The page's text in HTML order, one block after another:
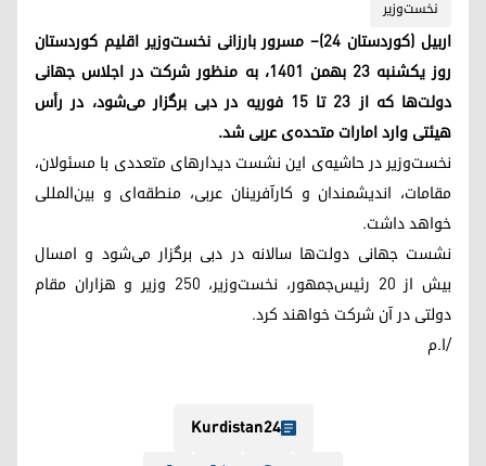
نخست‌وزیر
اربیل (کوردستان ۲۴)– مسرور بارزانی نخست‌وزیر اقلیم کوردستان
روز یکشنبه ۲۳ بهمن ۱۴۰۱، به منظور شرکت در اجلاس جهانی
دولت‌ها که از ۲۳ تا ۱۵ فوریه در دبی برگزار می‌شود، در رأس
هیئتی وارد امارات متحده‌ی عربی شد.
نخست‌وزیر در حاشیه‌ی این نشست دیدارهای متعددی با مسئولان،
مقامات، اندیشمندان و کارآفرینان عربی، منطقه‌ای و بین‌المللی
خواهد داشت.
نشست جهانی دولت‌ها سالانه در دبی برگزار می‌شود و امسال
بیش از ۲۰ رئیس‌جمهور، نخست‌وزیر، ۲۵۰ وزیر و هزاران مقام
دولتی در آن شرکت خواهند کرد.
/ا.م
Kurdistan24